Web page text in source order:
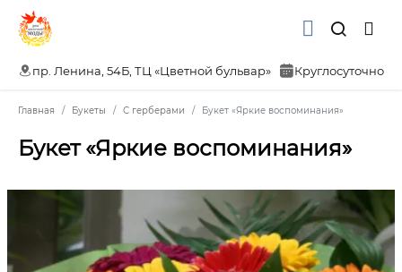
пр. Ленина, 54Б, ТЦ «Цветной бульвар» Круглосуточно
Главная Букеты С герберами Букет «Яркие воспоминания»
Букет «Яркие воспоминания»